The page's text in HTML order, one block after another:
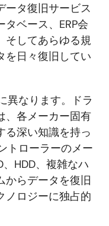
ータ復旧サービス
ベース、ERP会
そしてあらゆる規
を日々復旧してい
異なります。ドラ
、各メーカー固有
る深い知識を持っ
トローラーのメー
HDD、複雑なハ
からデータを復旧
ノロジーに独占的